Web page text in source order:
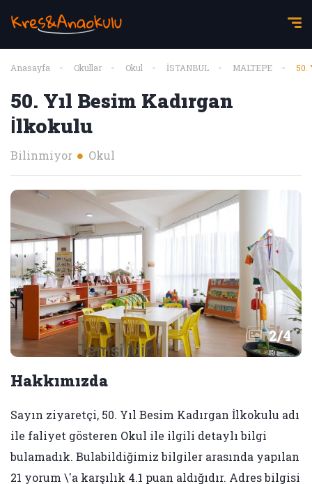
Anasayfa Okullar Okul İSTANBUL MALTEPE 50.
50. Yıl Besim Kadırgan
İlkokulu
Bilinmiyor Okul
2/4
Hakkımızda
Sayın ziyaretçi, 50. Yıl Besim Kadırgan İlkokulu adı
ile faliyet gösteren Okul ile ilgili detaylı bilgi
bulamadık. Bulabildiğimiz bilgiler arasında yapılan
21 yorum \'a karşılık 4.1 puan aldığıdır. Adres bilgisi